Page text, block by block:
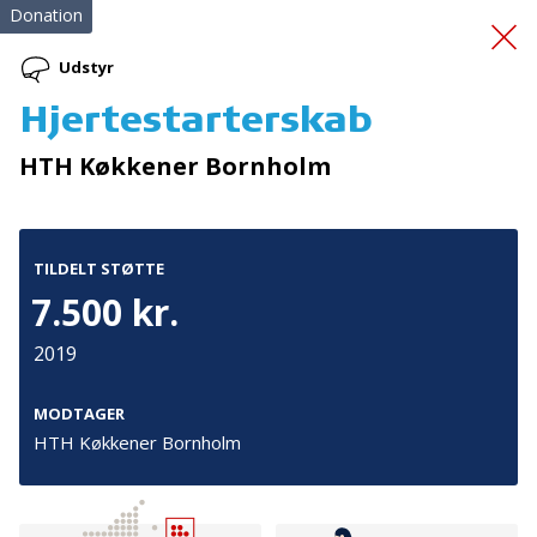
Implementation Matters
Donation
Udstyr
Hjertestarterskab
HTH Køkkener Bornholm
TILDELT STØTTE
7.500 kr.
2019
MODTAGER
HTH Køkkener Bornholm
Tilmeld nyhedsbrev
De seneste nyheder om TrygFondens og TryghedsGruppens
aktiviteter direkte i din indbakke.
Tilmeld